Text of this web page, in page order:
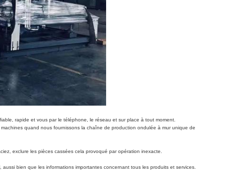
rapide et vous par le téléphone, le réseau et sur place à tout moment.
quand nous fournissons la chaîne de production ondulée à mur unique de
exclure les pièces cassées cela provoqué par opération inexacte.
bien que les informations importantes concernant tous les produits et services.